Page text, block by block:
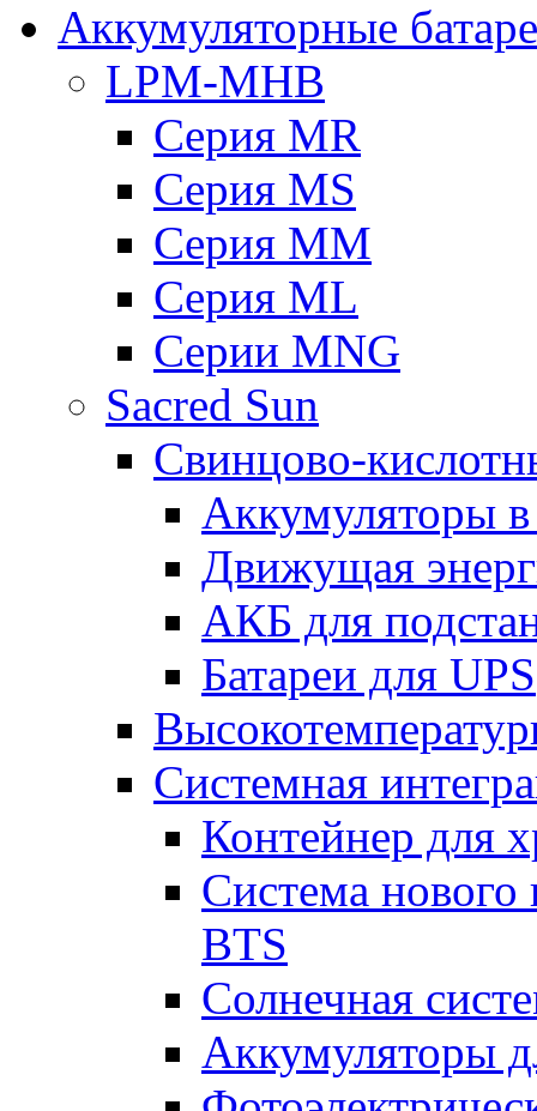
Аккумуляторные
LPM-MHB
Серия MR
Серия MS
Серия MM
Серия ML
Серии MNG
Sacred Sun
Свинцово-
Аккумуляторы
Движущая
АКБ для
Батареи для UPS
Системная
Контейнер для
Система нового
BTS
Солнечная
Аккумуляторы